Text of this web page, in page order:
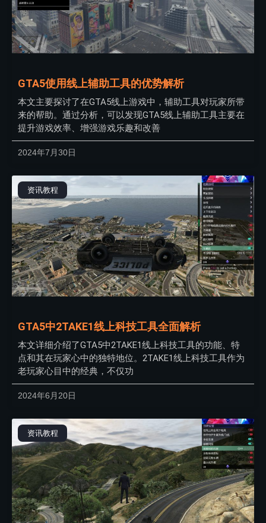
GTA5使用线上辅助工具的优势解析
本文主要探讨了在GTA5线上游戏中，辅助工具对玩家所带
来的帮助。通过分析，可以发现GTA5线上辅助工具主要在
提升游戏效率、增强游戏乐趣和改善
2024年7月30日
资讯教程
GTA5中2TAKE1线上科技工具全面解析
本文详细介绍了GTA5中2TAKE1线上科技工具的功能、特
点和其在玩家心中的独特地位。2TAKE1线上科技工具作为
老玩家心目中的经典，不仅功
2024年6月20日
资讯教程